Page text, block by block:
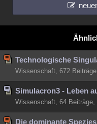
Technologische
Wissenschaft, 672
Simulacron3 - Leben
Wissenschaft, 64
Die dominante